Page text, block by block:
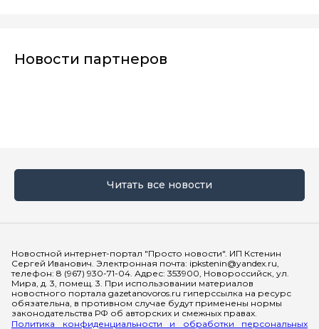
Новости партнеров
Читать все новости
Новостной интернет-портал "Просто новости". ИП Кстенин
Сергей Иванович. Электронная почта: ipkstenin@yandex.ru,
телефон: 8 (967) 930-71-04. Адрес: 353900, Новороссийск, ул.
Мира, д. 3, помещ. 3. При использовании материалов
новостного портала gazetanovoros.ru гиперссылка на ресурс
обязательна, в противном случае будут применены нормы
законодательства РФ об авторских и смежных правах.
Политика конфиденциальности и обработки персональных